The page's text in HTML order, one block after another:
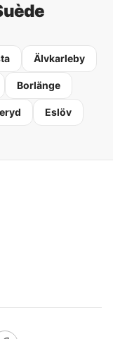
Älvkarleby
Borlänge
Eslöv